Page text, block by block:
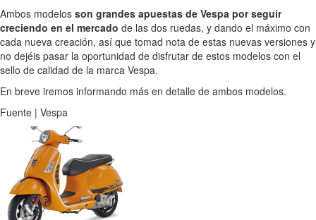
Ambos modelos son grandes apuestas de Vespa por seguir
creciendo en el mercado de las dos ruedas, y dando el máximo con
cada nueva creación, así que tomad nota de estas nuevas versiones y
no dejéis pasar la oportunidad de disfrutar de estos modelos con el
sello de calidad de la marca Vespa.
En breve iremos informando más en detalle de ambos modelos.
Fuente | Vespa